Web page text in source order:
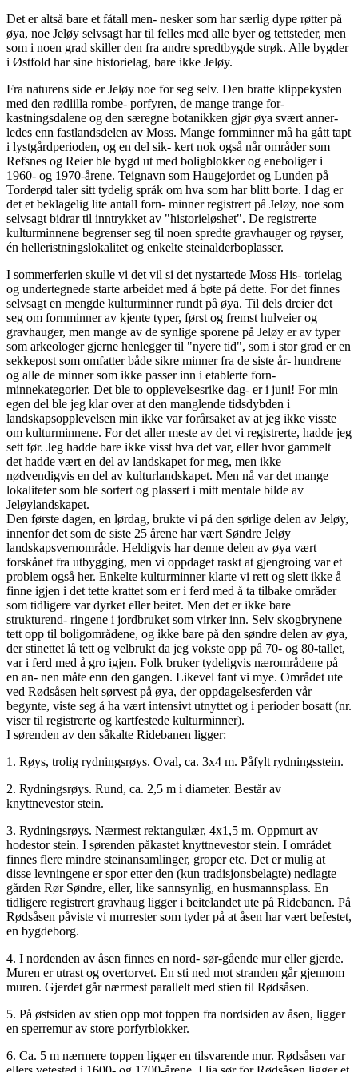
Det er altså bare et fåtall men- nesker som har særlig dype røtter på
øya, noe Jeløy selvsagt har til felles med alle byer og tettsteder, men
som i noen grad skiller den fra andre spredtbygde strøk. Alle bygder
i Østfold har sine historielag, bare ikke Jeløy.
Fra naturens side er Jeløy noe for seg selv. Den bratte klippekysten
med den rødlilla rombe- porfyren, de mange trange for-
kastningsdalene og den særegne botanikken gjør øya svært anner-
ledes enn fastlandsdelen av Moss. Mange fornminner må ha gått tapt
i lystgårdperioden, og en del sik- kert nok også når områder som
Refsnes og Reier ble bygd ut med boligblokker og eneboliger i
1960- og 1970-årene. Teignavn som Haugejordet og Lunden på
Torderød taler sitt tydelig språk om hva som har blitt borte. I dag er
det et beklagelig lite antall forn- minner registrert på Jeløy, noe som
selvsagt bidrar til inntrykket av "historieløshet". De registrerte
kulturminnene begrenser seg til noen spredte gravhauger og røyser,
én helleristningslokalitet og enkelte steinalderboplasser.
I sommerferien skulle vi det vil si det nystartede Moss His- torielag
og undertegnede starte arbeidet med å bøte på dette. For det finnes
selvsagt en mengde kulturminner rundt på øya. Til dels dreier det
seg om fornminner av kjente typer, først og fremst hulveier og
gravhauger, men mange av de synlige sporene på Jeløy er av typer
som arkeologer gjerne henlegger til "nyere tid", som i stor grad er en
sekkepost som omfatter både sikre minner fra de siste år- hundrene
og alle de minner som ikke passer inn i etablerte forn-
minnekategorier. Det ble to opplevelsesrike dag- er i juni! For min
egen del ble jeg klar over at den manglende tidsdybden i
landskapsopplevelsen min ikke var forårsaket av at jeg ikke visste
om kulturminnene. For det aller meste av det vi registrerte, hadde jeg
sett før. Jeg hadde bare ikke visst hva det var, eller hvor gammelt
det hadde vært en del av landskapet for meg, men ikke
nødvendigvis en del av kulturlandskapet. Men nå var det mange
lokaliteter som ble sortert og plassert i mitt mentale bilde av
Jeløylandskapet.
Den første dagen, en lørdag, brukte vi på den sørlige delen av Jeløy,
innenfor det som de siste 25 årene har vært Søndre Jeløy
landskapsvernområde. Heldigvis har denne delen av øya vært
forskånet fra utbygging, men vi oppdaget raskt at gjengroing var et
problem også her. Enkelte kulturminner klarte vi rett og slett ikke å
finne igjen i det tette krattet som er i ferd med å ta tilbake områder
som tidligere var dyrket eller beitet. Men det er ikke bare
strukturend- ringene i jordbruket som virker inn. Selv skogbrynene
tett opp til boligområdene, og ikke bare på den søndre delen av øya,
der stinettet lå tett og velbrukt da jeg vokste opp på 70- og 80-tallet,
var i ferd med å gro igjen. Folk bruker tydeligvis nærområdene på
en an- nen måte enn den gangen. Likevel fant vi mye. Området ute
ved Rødsåsen helt sørvest på øya, der oppdagelsesferden vår
begynte, viste seg å ha vært intensivt utnyttet og i perioder bosatt (nr.
viser til registrerte og kartfestede kulturminner).
I sørenden av den såkalte Ridebanen ligger:
1. Røys, trolig rydningsrøys. Oval, ca. 3x4 m. Påfylt rydningsstein.
2. Rydningsrøys. Rund, ca. 2,5 m i diameter. Består av
knyttnevestor stein.
3. Rydningsrøys. Nærmest rektangulær, 4x1,5 m. Oppmurt av
hodestor stein. I sørenden påkastet knyttnevestor stein. I området
finnes flere mindre steinansamlinger, groper etc. Det er mulig at
disse levningene er spor etter den (kun tradisjonsbelagte) nedlagte
gården Rør Søndre, eller, like sannsynlig, en husmannsplass. En
tidligere registrert gravhaug ligger i beitelandet ute på Ridebanen. På
Rødsåsen påviste vi murrester som tyder på at åsen har vært befestet,
en bygdeborg.
4. I nordenden av åsen finnes en nord- sør-gående mur eller gjerde.
Muren er utrast og overtorvet. En sti ned mot stranden går gjennom
muren. Gjerdet går nærmest parallelt med stien til Rødsåsen.
5. På østsiden av stien opp mot toppen fra nordsiden av åsen, ligger
en sperremur av store porfyrblokker.
6. Ca. 5 m nærmere toppen ligger en tilsvarende mur. Rødsåsen var